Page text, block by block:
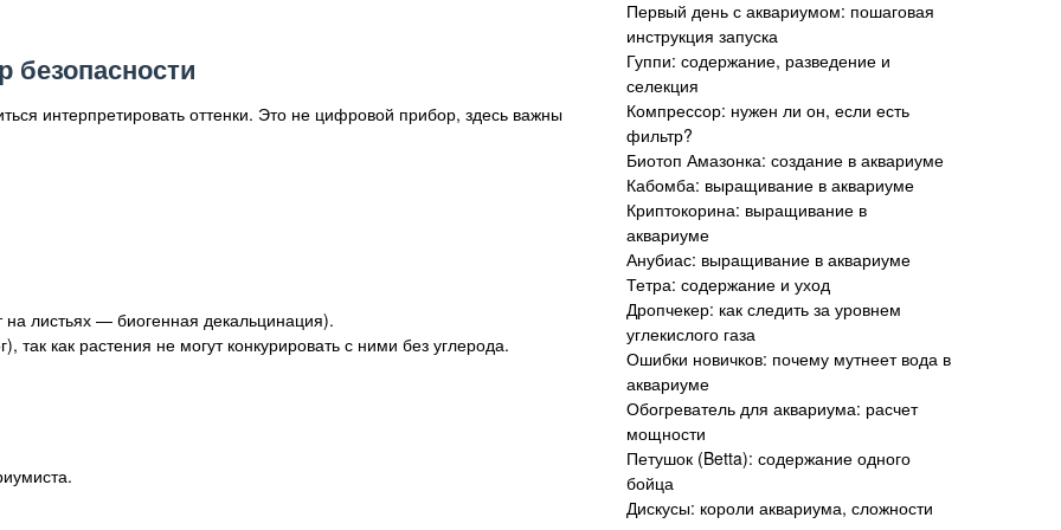
безопасности
интерпретировать оттенки. Это не цифровой прибор, здесь важны
листьях — биогенная декальцинация).
как растения не могут конкурировать с ними без углерода.
Первый день с аквариумом: пошаговая
инструкция запуска
Гуппи: содержание, разведение и
селекция
Компрессор: нужен ли он, если есть
фильтр?
Биотоп Амазонка: создание в аквариуме
Кабомба: выращивание в аквариуме
Криптокорина: выращивание в
аквариуме
Анубиас: выращивание в аквариуме
Тетра: содержание и уход
Дропчекер: как следить за уровнем
углекислого газа
Ошибки новичков: почему мутнеет вода в
аквариуме
Обогреватель для аквариума: расчет
мощности
Петушок (Betta): содержание одного
бойца
Дискусы: короли аквариума, сложности